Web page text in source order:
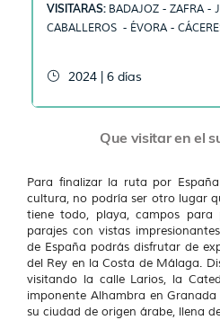
VISITARAS: BADAJOZ - ZAFRA -
CABALLEROS - ÉVORA -
2024 | 6 días
Que visitar en el
Para finalizar la ruta por
cultura, no podría ser otro lugar
tiene todo, playa, campos para
parajes con vistas
de España podrás disfrutar de
del Rey en la Costa de Málaga.
visitando la calle Larios, la
imponente Alhambra en
su ciudad de origen árabe, llena